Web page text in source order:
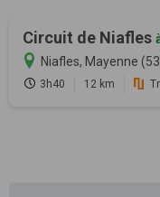
Circuit de Niafles
Niafles, Mayenne
3h40 12 km